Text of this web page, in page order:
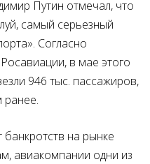
Путин отмечал, что
самый серьезный
Согласно
в мае этого
946 тыс. пассажиров,
ранее.
на рынке
авиакомпании одни из